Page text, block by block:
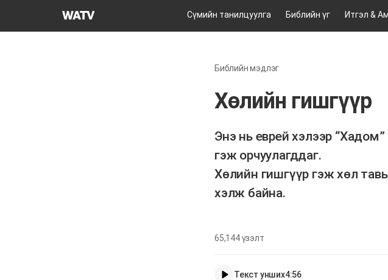
Бурханы
Сүмийн танилцуулга Библийн үг Итгэл &
Библийн мэдлэг
Хөлийн гишгүүр
Энэ нь еврей хэлээр
гэж орчуулагддаг.
Хөлийн гишгүүр гэж хөл
хэлж байна.
65,144үзэлт
Текст унших4:56